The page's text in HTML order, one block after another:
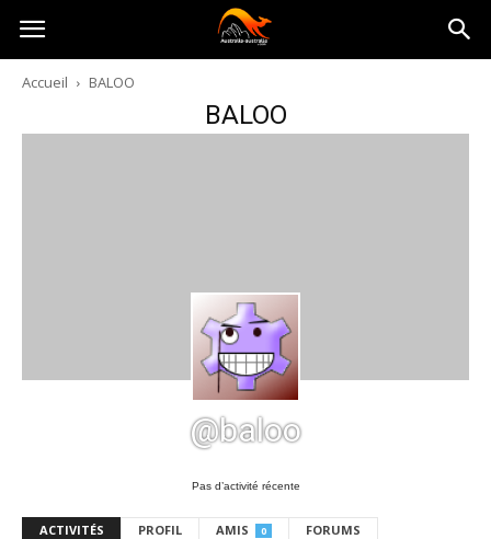
Australia-
australie.com
Accueil BALOO
BALOO
@baloo
Pas d’activité récente
ACTIVITÉS PROFIL AMIS 0 FORUMS